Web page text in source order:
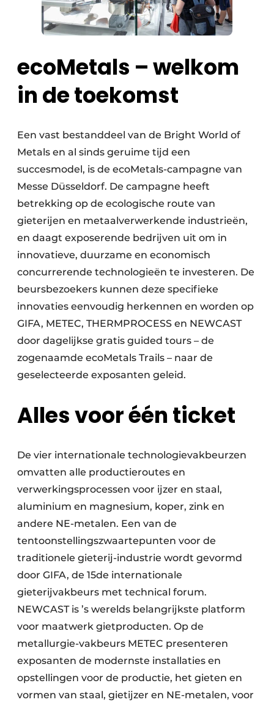
ecoMetals – welkom
in de toekomst
Een vast bestanddeel van de Bright World of
Metals en al sinds geruime tijd een
succesmodel, is de ecoMetals-campagne van
Messe Düsseldorf. De campagne heeft
betrekking op de ecologische route van
gieterijen en metaalverwerkende industrieën,
en daagt exposerende bedrijven uit om in
innovatieve, duurzame en economisch
concurrerende technologieën te investeren. De
beursbezoekers kunnen deze specifieke
innovaties eenvoudig herkennen en worden op
GIFA, METEC, THERMPROCESS en NEWCAST
door dagelijkse gratis guided tours – de
zogenaamde ecoMetals Trails – naar de
geselecteerde exposanten geleid.
Alles voor één ticket
De vier internationale technologievakbeurzen
omvatten alle productieroutes en
verwerkingsprocessen voor ijzer en staal,
aluminium en magnesium, koper, zink en
andere NE-metalen. Een van de
tentoonstellingszwaartepunten voor de
traditionele gieterij-industrie wordt gevormd
door GIFA, de 15de internationale
gieterijvakbeurs met technical forum.
NEWCAST is ’s werelds belangrijkste platform
voor maatwerk gietproducten. Op de
metallurgie-vakbeurs METEC presenteren
exposanten de modernste installaties en
opstellingen voor de productie, het gieten en
vormen van staal, gietijzer en NE-metalen, voor